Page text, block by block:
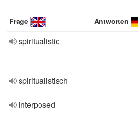
Frage Antworten
spiritualistic
spiritualistisch
interposed